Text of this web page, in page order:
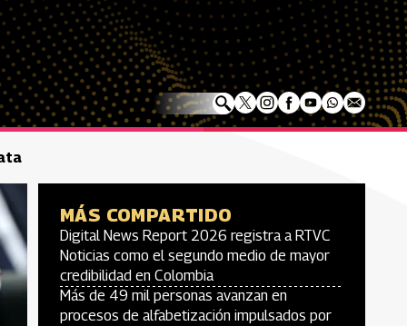
MÁS COMPARTIDO
Digital News Report 2026 registra a RTVC
Noticias como el segundo medio de mayor
credibilidad en Colombia
Más de 49 mil personas avanzan en
procesos de alfabetización impulsados por